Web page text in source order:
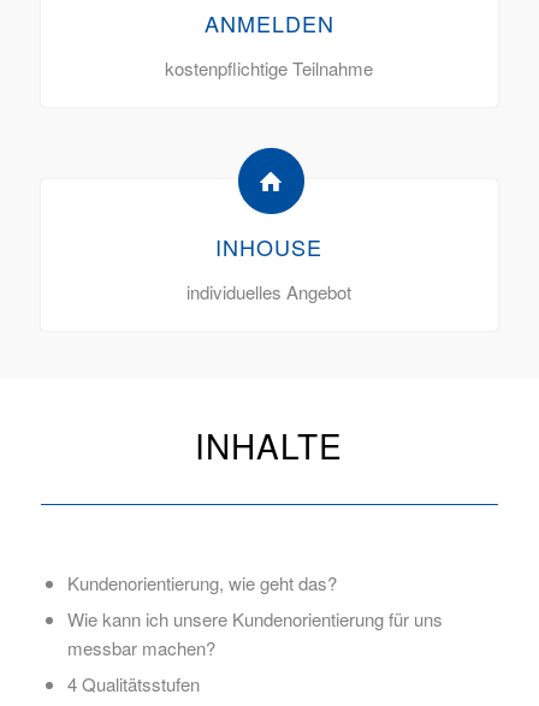
ANMELDEN
kostenpflichtige Teilnahme
INHOUSE
individuelles Angebot
INHALTE
Kundenorientierung, wie geht das?
Wie kann ich unsere Kundenorientierung für uns
messbar machen?
4 Qualitätsstufen